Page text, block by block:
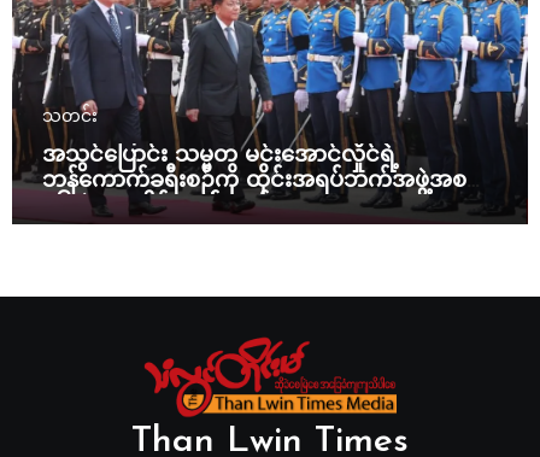
သတင်း
အသွင်ပြောင်း သမ္မတ မင်းအောင်လှိုင်ရဲ့
ဘန်ကောက်ခရီးစဉ်ကို ထိုင်းအရပ်ဘက်အဖွဲ့အစည်း
၁၆ ဖွဲ့ ပူးပေါင်း ကန့်ကွက်
Than Lwin Times